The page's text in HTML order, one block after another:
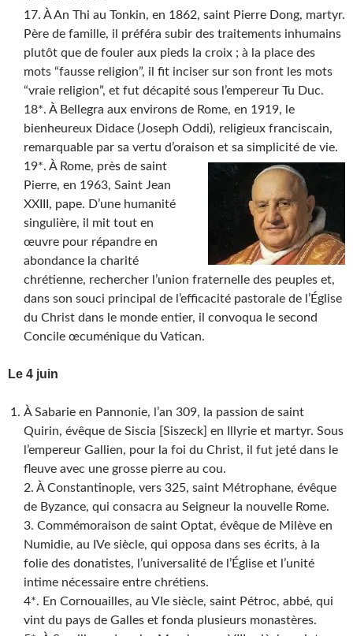
17. À An Thi au Tonkin, en 1862, saint Pierre Dong, martyr.
Père de famille, il préféra subir des traitements inhumains
plutôt que de fouler aux pieds la croix ; à la place des
mots “fausse religion”, il fit inciser sur son front les mots
“vraie religion”, et fut décapité sous l’empereur Tu Duc.
18*. À Bellegra aux environs de Rome, en 1919, le
bienheureux Didace (Joseph Oddi), religieux franciscain,
remarquable par sa vertu d’oraison et sa simplicité de vie.
19*. À Rome, près de saint
Pierre, en 1963, Saint Jean
XXIII, pape. D’une humanité
singulière, il mit tout en
œuvre pour répandre en
abondance la charité
chrétienne, rechercher l’union fraternelle des peuples et,
dans son souci principal de l’efficacité pastorale de l’Église
du Christ dans le monde entier, il convoqua le second
Concile œcuménique du Vatican.
Le 4 juin
À Sabarie en Pannonie, l’an 309, la passion de saint
Quirin, évêque de Siscia [Siszeck] en Illyrie et martyr. Sous
l’empereur Gallien, pour la foi du Christ, il fut jeté dans le
fleuve avec une grosse pierre au cou.
2. À Constantinople, vers 325, saint Métrophane, évêque
de Byzance, qui consacra au Seigneur la nouvelle Rome.
3. Commémoraison de saint Optat, évêque de Milève en
Numidie, au IVe siècle, qui opposa dans ses écrits, à la
folie des donatistes, l’universalité de l’Église et l’unité
intime nécessaire entre chrétiens.
4*. En Cornouailles, au VIe siècle, saint Pétroc, abbé, qui
vint du pays de Galles et fonda plusieurs monastères.